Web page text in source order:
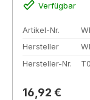
Verfügbar
Artikel-Nr.
Hersteller
Hersteller-Nr.
Regulärer
16,92 €